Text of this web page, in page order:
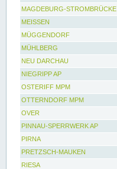
MAGDEBURG-STROMBRÜCKE
MEISSEN
MÜGGENDORF
MÜHLBERG
NEU DARCHAU
NIEGRIPP AP
OSTERIFF MPM
OTTERNDORF MPM
OVER
PINNAU-SPERRWERK AP
PIRNA
PRETZSCH-MAUKEN
RIESA